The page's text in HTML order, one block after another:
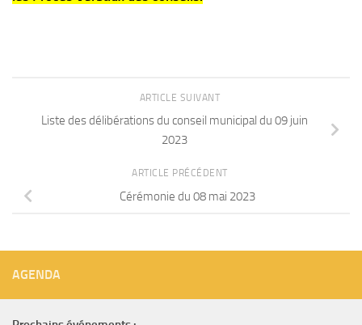
ARTICLE SUIVANT
Liste des délibérations du conseil municipal du 09 juin
2023
ARTICLE PRÉCÉDENT
Cérémonie du 08 mai 2023
AGENDA